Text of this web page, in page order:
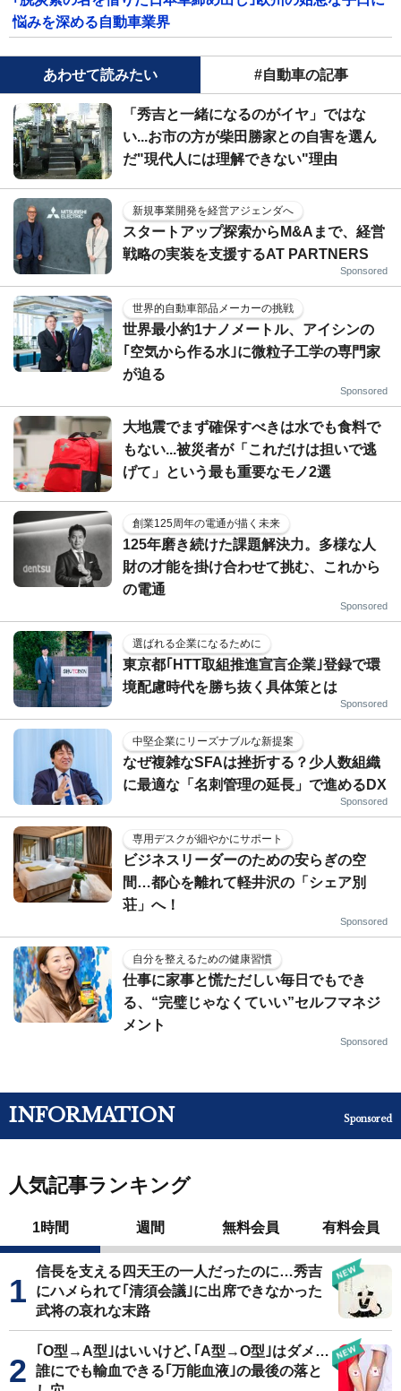
悩みを深める自動車業界
あわせて読みたい #自動車の記事
「秀吉と一緒になるのがイヤ」ではな
い...お市の方が柴田勝家との自害を選ん
だ"現代人には理解できない"理由
新規事業開発を経営アジェンダへ
スタートアップ探索からM&Aまで、経営
戦略の実装を支援するAT PARTNERS
Sponsored
世界的自動車部品メーカーの挑戦
世界最小約1ナノメートル、アイシンの
｢空気から作る水｣に微粒子工学の専門家
が迫る
Sponsored
大地震でまず確保すべきは水でも食料で
もない...被災者が「これだけは担いで逃
げて」という最も重要なモノ2選
創業125周年の電通が描く未来
125年磨き続けた課題解決力。多様な人
財の才能を掛け合わせて挑む、これから
の電通
Sponsored
選ばれる企業になるために
東京都｢HTT取組推進宣言企業｣登録で環
境配慮時代を勝ち抜く具体策とは
Sponsored
中堅企業にリーズナブルな新提案
なぜ複雑なSFAは挫折する？少人数組織
に最適な「名刺管理の延長」で進めるDX
Sponsored
専用デスクが細やかにサポート
ビジネスリーダーのための安らぎの空
間…都心を離れて軽井沢の「シェア別
荘」へ！
Sponsored
自分を整えるための健康習慣
仕事に家事と慌ただしい毎日でもでき
る、“完璧じゃなくていい”セルフマネジ
メント
Sponsored
INFORMATION Sponsored
人気記事ランキング
1時間 週間 無料会員 有料会員
信長を支える四天王の一人だったのに…秀吉
にハメられて｢清須会議｣に出席できなかった
武将の哀れな末路
｢O型→A型｣はいいけど､｢A型→O型｣はダメ…
誰にでも輸血できる｢万能血液｣の最後の落と